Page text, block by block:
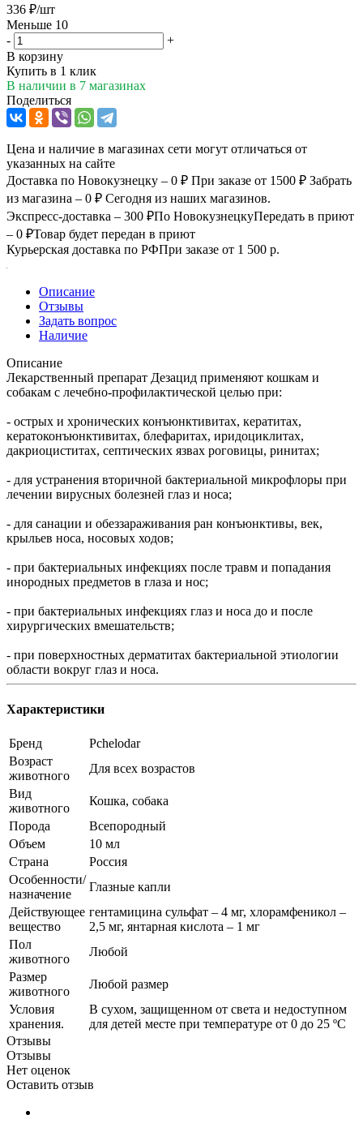
336 ₽/шт
Меньше 10
-
+
В корзину
Купить в 1 клик
В наличии в 7 магазинах
Поделиться
Цена и наличие в магазинах сети могут отличаться от
указанных на сайте
Доставка по Новокузнецку – 0 ₽ При заказе от 1500 ₽ Забрать
из магазина – 0 ₽ Сегодня из наших магазинов.
Экспресс-доставка – 300 ₽По НовокузнецкуПередать в приют
– 0 ₽Товар будет передан в приют
Курьерская доставка по РФПри заказе от 1 500 р.
Описание
Отзывы
Задать вопрос
Наличие
Описание
Лекарственный препарат Дезацид применяют кошкам и
собакам с лечебно-профилактической целью при:
- острых и хронических конъюнктивитах, кератитах,
кератоконъюнктивитах, блефаритах, иридоциклитах,
дакриоциститах, септических язвах роговицы, ринитах;
- для устранения вторичной бактериальной микрофлоры при
лечении вирусных болезней глаз и носа;
- для санации и обеззараживания ран конъюнктивы, век,
крыльев носа, носовых ходов;
- при бактериальных инфекциях после травм и попадания
инородных предметов в глаза и нос;
- при бактериальных инфекциях глаз и носа до и после
хирургических вмешательств;
- при поверхностных дерматитах бактериальной этиологии
области вокруг глаз и носа.
Характеристики
Бренд
Pchelodar
Возраст
животного
Для всех возрастов
Вид
животного
Кошка, собака
Порода
Всепородный
Объем
10 мл
Страна
Россия
Особенности/
назначение
Глазные капли
Действующее
вещество
гентамицина сульфат – 4 мг, хлорамфеникол –
2,5 мг, янтарная кислота – 1 мг
Пол
животного
Любой
Размер
животного
Любой размер
Условия
хранения.
В сухом, защищенном от света и недоступном
для детей месте при температуре от 0 до 25 ºС
Отзывы
Отзывы
Нет оценок
Оставить отзыв